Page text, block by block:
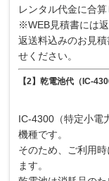
レンタル代金に合
※WEB見積書には
返送料込みのお見
せください。
【2】乾電池代（IC-
IC-4300（特定小電
機種です。
そのため、ご利用
ます。